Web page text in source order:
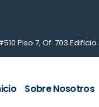
Piso 7, Of. 703
Sobre Nosotros